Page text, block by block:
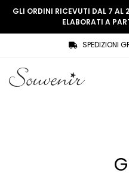
SHOP
Souvenir Privée
COLLEZIONE
THREE WOMEN, ONE
GLI ORDINI RICEVUTI DAL 7 AL
ELABORATI A
SPEDIZIONI